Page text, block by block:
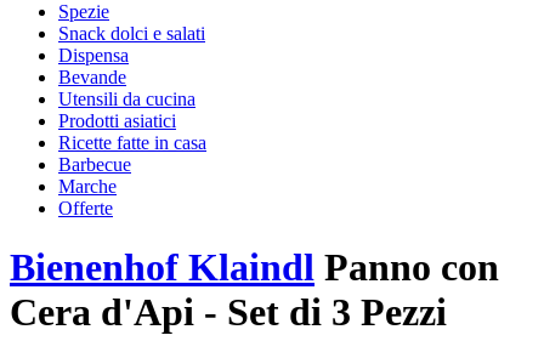
Spezie
Snack dolci e salati
Dispensa
Bevande
Utensili da cucina
Prodotti asiatici
Ricette fatte in casa
Barbecue
Marche
Offerte
Bienenhof Klaindl Panno con
Cera d'Api - Set di 3 Pezzi